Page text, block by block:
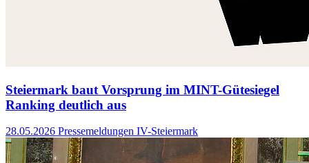
Steiermark baut Vorsprung im MINT-Gütesiegel
Ranking deutlich aus
28.05.2026 Pressemeldungen IV-Steiermark